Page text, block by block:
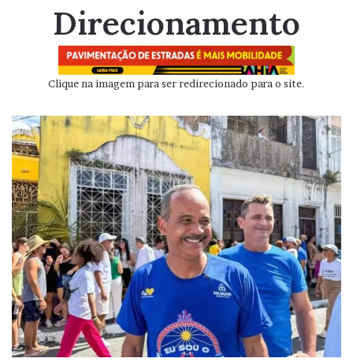
Direcionamento
Clique na imagem para ser redirecionado para o site.